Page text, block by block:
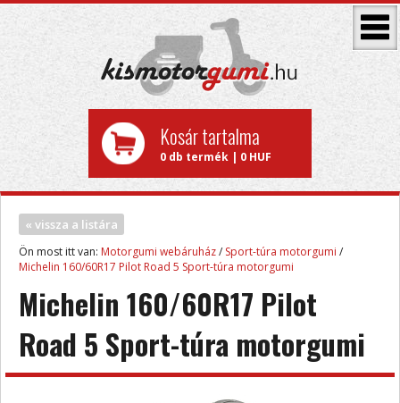
Kosár tartalma
0 db termék | 0 HUF
« vissza a listára
Ön most itt van: Motorgumi webáruház/ Sport-túra motorgumi /
Michelin 160/60R17 Pilot Road 5 Sport-túra motorgumi
Michelin 160/60R17 Pilot
Road 5 Sport-túra motorgumi